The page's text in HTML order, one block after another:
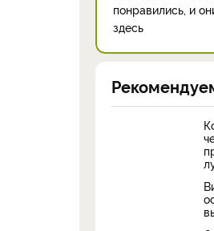
понравились, и
здесь